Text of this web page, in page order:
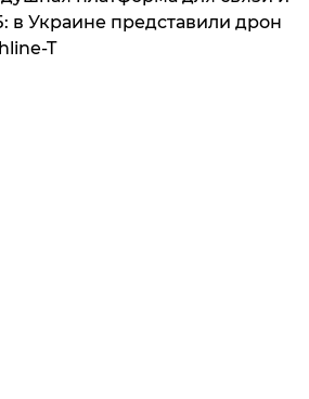
в Украине представили дрон
T